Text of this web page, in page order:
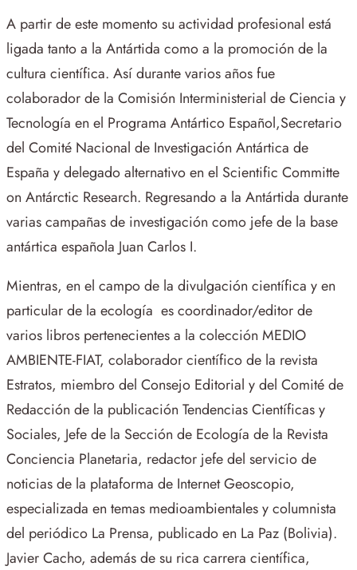
A partir de este momento su actividad profesional está
ligada tanto a la Antártida como a la promoción de la
cultura científica. Así durante varios años fue
colaborador de la Comisión Interministerial de Ciencia y
Tecnología en el Programa Antártico Español,Secretario
del Comité Nacional de Investigación Antártica de
España y delegado alternativo en el Scientific Committe
on Antárctic Research. Regresando a la Antártida durante
varias campañas de investigación como jefe de la base
antártica española Juan Carlos I.
Mientras, en el campo de la divulgación científica y en
particular de la ecología es coordinador/editor de
varios libros pertenecientes a la colección MEDIO
AMBIENTE-FIAT, colaborador científico de la revista
Estratos, miembro del Consejo Editorial y del Comité de
Redacción de la publicación Tendencias Científicas y
Sociales, Jefe de la Sección de Ecología de la Revista
Conciencia Planetaria, redactor jefe del servicio de
noticias de la plataforma de Internet Geoscopio,
especializada en temas medioambientales y columnista
del periódico La Prensa, publicado en La Paz (Bolivia).
Javier Cacho, además de su rica carrera científica,